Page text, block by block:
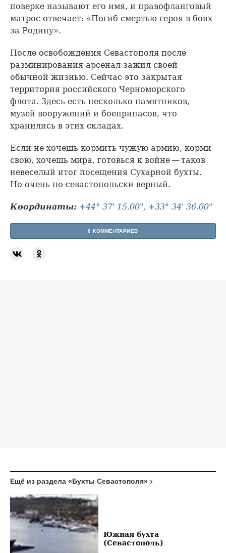
поверке называют его имя, и правофланговый
матрос отвечает: «Погиб смертью героя в боях
за Родину».
После освобождения Севастополя после
разминирования арсенал зажил своей
обычной жизнью. Сейчас это закрытая
территория российского Черноморского
флота. Здесь есть несколько памятников,
музей вооружений и боеприпасов, что
хранились в этих складах.
Если не хочешь кормить чужую армию, корми
свою, хочешь мира, готовься к войне — таков
невеселый итог посещения Сухарной бухты.
Но очень по-севастопольски верный.
Координаты: +44° 37' 15.00", +33° 34' 36.00"
0 КОММЕНТАРИЕВ
Ещё из раздела «Бухты Севастополя»
Южная бухта
(Севастополь)